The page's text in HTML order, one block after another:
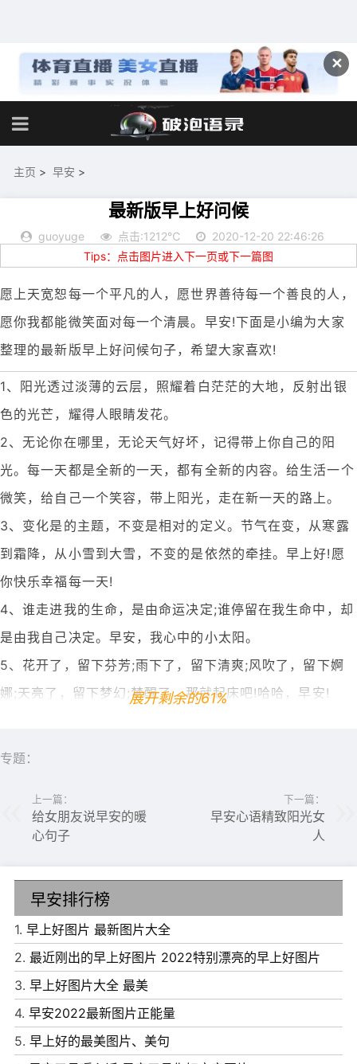
✕
主页 > 早安 >
最新版早上好问候
guoyuge 点击:1212℃
2020-12-20 22:46:26
Tips：点击图片进入下一页或下一篇图
愿上天宽恕每一个平凡的人，愿世界善待每一个善良的人，
愿你我都能微笑面对每一个清晨。早安!下面是小编为大家
整理的最新版早上好问候句子，希望大家喜欢!
1、阳光透过淡薄的云层，照耀着白茫茫的大地，反射出银
色的光芒，耀得人眼睛发花。
2、无论你在哪里，无论天气好坏，记得带上你自己的阳
光。每一天都是全新的一天，都有全新的内容。给生活一个
微笑，给自己一个笑容，带上阳光，走在新一天的路上。
3、变化是的主题，不变是相对的定义。节气在变，从寒露
到霜降，从小雪到大雪，不变的是依然的牵挂。早上好!愿
你快乐幸福每一天!
4、谁走进我的生命，是由命运决定;谁停留在我生命中，却
是由我自己决定。早安，我心中的小太阳。
5、花开了，留下芬芳;雨下了，留下清爽;风吹了，留下婀
娜;天亮了，留下梦幻;梦醒了，那就起床吧!哈哈，早安!
6、春天倚着你幻想，夏天倚着你繁茂，秋天倚着你成熟，
冬天倚着你思考。生命的每一个感动因你而开始，早上好!
7、每个人的心都是心，执着的人很多，善变的人很少，所
展开剩余的61%
专题：
上一篇：
给女朋友说早安的暖
心句子
下一篇：
早安心语精致阳光女
人
早安排行榜
1. 早上好图片 最新图片大全
2. 最近刚出的早上好图片 2022特别漂亮的早上好图片
3. 早上好图片大全 最美
4. 早安2022最新图片正能量
5. 早上好的最美图片、美句